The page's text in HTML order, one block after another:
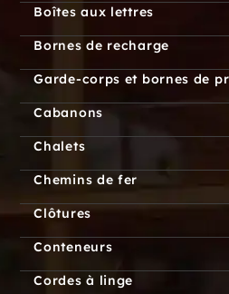
Boîtes aux lettres
Bornes de recharge
Garde-corps et bornes de
Cabanons
Chalets
Chemins de fer
Clôtures
Conteneurs
Cordes à linge